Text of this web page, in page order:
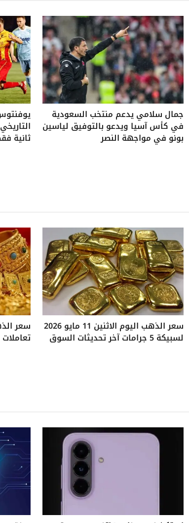
جمال سلامي يدعم منتخب السعودية
في كأس آسيا ويدعو بالتوفيق لياسين
بونو في مواجهة النصر ثانية
سعر الذهب اليوم الاثنين 11 مايو 2026
لسبيكة 5 جرامات آخر تحديثات السوق تعاملات